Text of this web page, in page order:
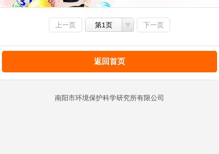
上一页 第1页 下一页
返回首页
南阳市环境保护科学研究所有限公司